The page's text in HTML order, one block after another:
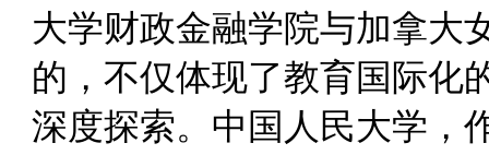
大学财政金融学院与加拿大
的，不仅体现了教育国际化
深度探索。中国人民大学，